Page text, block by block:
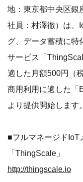
地：東京都中央区銀
社員：村澤徹）は、
グ、データ蓄積に特
サービス「
適した月額500円（
商用利用に適した「
より提供開始します。
■フルマネージドIoT
「ThingScale」
http://thingscale.io